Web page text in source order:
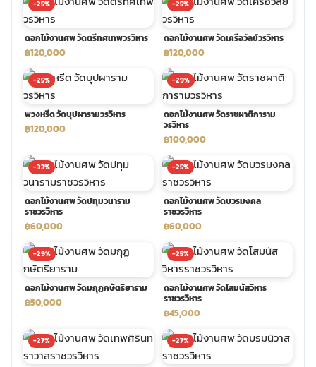
จัดดอกไม้งานศพ ราคา
ดอกไม้งานศพ ส่งฟรี
ดอกไม้งานศพ ออนไลน์
พวงดอกไม้งานศพ
tpdecorate ปูพื้น
พวงหรีด ปากคลองตลาด ราคา
พวงหรีด ส่งด่วน วันนี้
-25%
ดอกไม้งานศพ วัดตรีทศเทพวรวิหาร
฿120,000
-25%
ดอกไม้งานศพ วัดเครือวัลย์วรวิหาร
฿120,000
-25%
พวงหรีด วัดบุปผารามวรวิหาร
฿120,000
-29%
ดอกไม้งานศพ วัดราชผาติการาม
วรวิหาร
฿100,000
-33%
ดอกไม้งานศพ วัดปทุมวนาราม
ราชวรวิหาร
฿60,000
-25%
ดอกไม้งานศพ วัดบวรมงคล
ราชวรวิหาร
฿60,000
-29%
ดอกไม้งานศพ วัดมกุฏกษัตริยาราม
฿50,000
-25%
ดอกไม้งานศพ วัดโสมนัสวิหาร
ราชวรวิหาร
฿45,000
-27% -27%